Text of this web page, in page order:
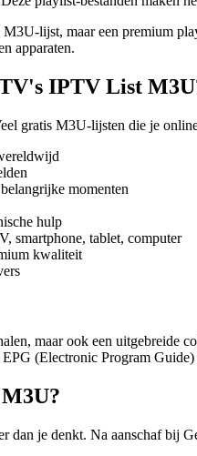
lijst, maar een premium
apparaten.
IPTV List
gratis M3U-lijsten die je
momenten
hulp
smartphone, tablet, computer
kwaliteit
maar ook een uitgebreide
(Electronic Program
je denkt. Na aanschaf bij